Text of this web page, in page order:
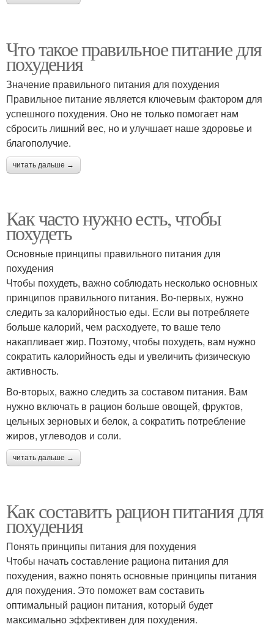
Что такое правильное питание для
похудения
Значение правильного питания для похудения
Правильное питание является ключевым фактором для
успешного похудения. Оно не только помогает нам
сбросить лишний вес, но и улучшает наше здоровье и
благополучие.
читать дальше →
Как часто нужно есть, чтобы
похудеть
Основные принципы правильного питания для
похудения
Чтобы похудеть, важно соблюдать несколько основных
принципов правильного питания. Во-первых, нужно
следить за калорийностью еды. Если вы потребляете
больше калорий, чем расходуете, то ваше тело
накапливает жир. Поэтому, чтобы похудеть, вам нужно
сократить калорийность еды и увеличить физическую
активность.
Во-вторых, важно следить за составом питания. Вам
нужно включать в рацион больше овощей, фруктов,
цельных зерновых и белок, а сократить потребление
жиров, углеводов и соли.
читать дальше →
Как составить рацион питания для
похудения
Понять принципы питания для похудения
Чтобы начать составление рациона питания для
похудения, важно понять основные принципы питания
для похудения. Это поможет вам составить
оптимальный рацион питания, который будет
максимально эффективен для похудения.